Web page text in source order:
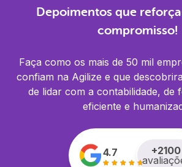
Depoimentos que
compromisso!
Faça como os mais de 50 mil
confiam na Agilize e que
de lidar com a contabilidade, de
eficiente e
4.7 +2100